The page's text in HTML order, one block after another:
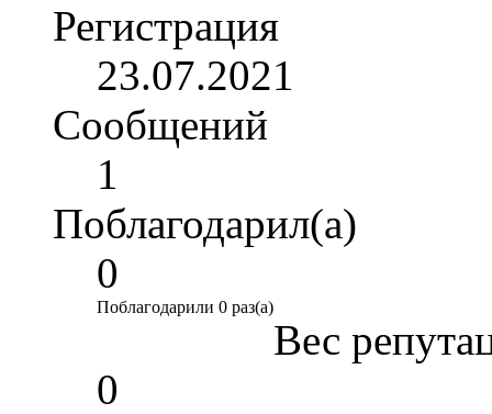
Регистрация
23.07.2021
Сообщений
1
Поблагодарил(а)
0
Поблагодарили 0 раз(а)
Вес
0